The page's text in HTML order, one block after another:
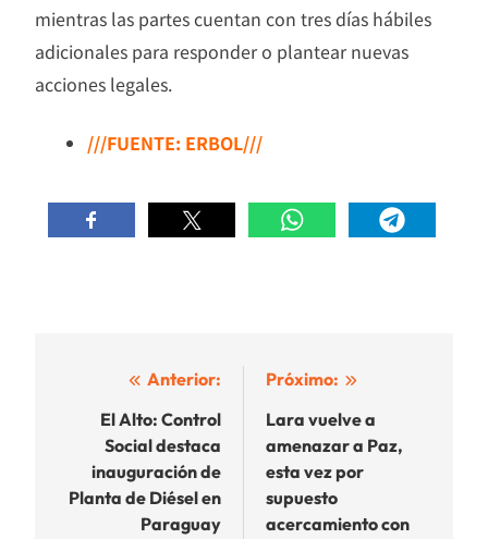
mientras las partes cuentan con tres días hábiles
adicionales para responder o plantear nuevas
acciones legales.
///FUENTE: ERBOL///
Navegación
entradas
Anterior:
El Alto: Control
Social destaca
inauguración de
Planta de Diésel en
Paraguay
Próximo:
Lara vuelve a
amenazar a Paz,
esta vez por
supuesto
acercamiento con